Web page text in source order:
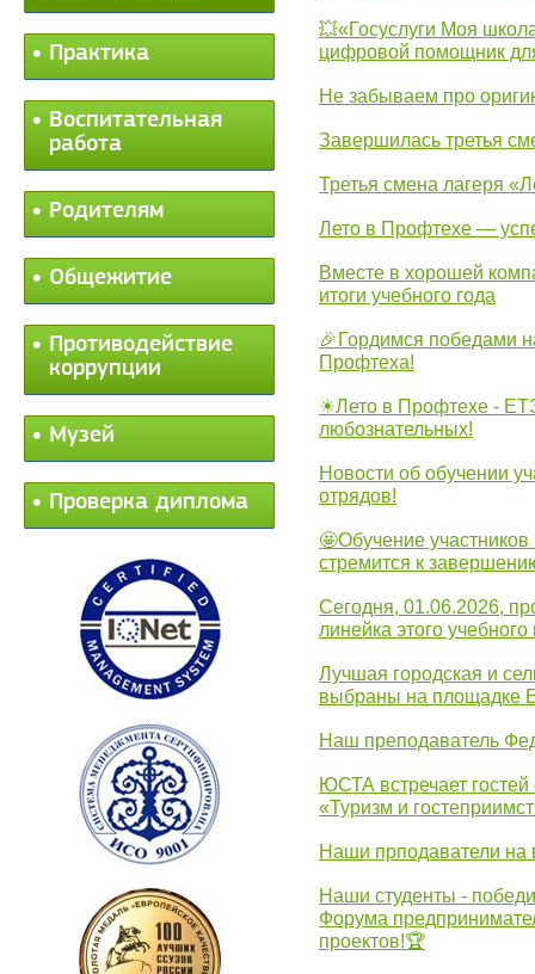
Практика
Воспитательная
работа
Родителям
Общежитие
Противодействие
коррупции
Музей
Проверка диплома
💥«Госуслуги Моя
цифровой помощник
Не забываем про
Завершилась третья
Третья смена лагеря
Лето в Профтехе —
Вместе в хорошей
итоги учебного года
🎉Гордимся победами
Профтеха!
☀Лето в Профтехе -
любознательных!
Новости об обучении
отрядов!
🤩Обучение участников
стремится к
Сегодня, 01.06.2026,
линейка этого учебного
Лучшая городская и
выбраны на площадке
Наш преподаватель
ЮСТА встречает гостей
«Туризм и
Наши прподаватели
Наши студенты -
Форума
проектов!🏆